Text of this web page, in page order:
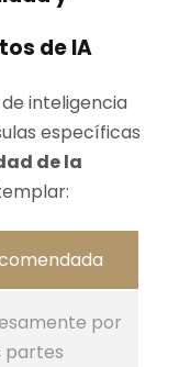
de IA
inteligencia
específicas
de la
por
partes